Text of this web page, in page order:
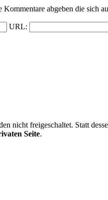
abgeben die sich
URL:
nicht freigeschaltet. Statt
Seite.